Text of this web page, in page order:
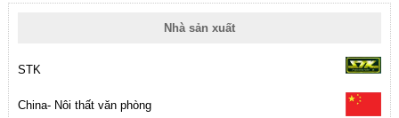
Nhà sản xuất
STK
China- Nôi thất văn phòng